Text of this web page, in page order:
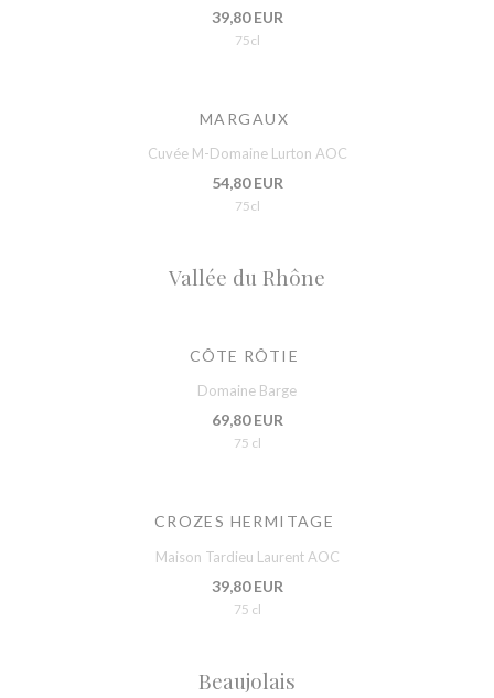
39,80 EUR
75cl
MARGAUX
Cuvée M-Domaine Lurton AOC
54,80 EUR
75cl
Vallée du Rhône
CÔTE RÔTIE
Domaine Barge
69,80 EUR
75 cl
CROZES HERMITAGE
Maison Tardieu Laurent AOC
39,80 EUR
75 cl
Beaujolais